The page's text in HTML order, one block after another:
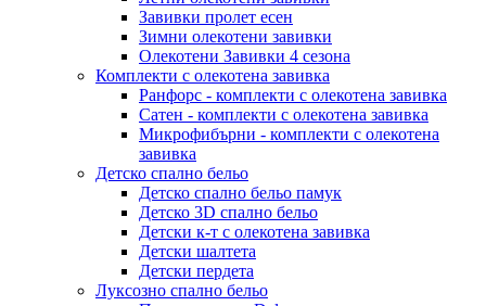
Завивки пролет есен
Зимни олекотени завивки
Олекотени Завивки 4 сезона
Комплекти с олекотена завивка
Ранфорс - комплекти с олекотена завивка
Сатен - комплекти с олекотена завивка
Микрофибърни - комплекти с олекотена
завивка
Детско спално бельо
Детско спално бельо памук
Детско 3D спално бельо
Детски к-т с олекотена завивка
Детски шалтета
Детски пердета
Луксозно спално бельо